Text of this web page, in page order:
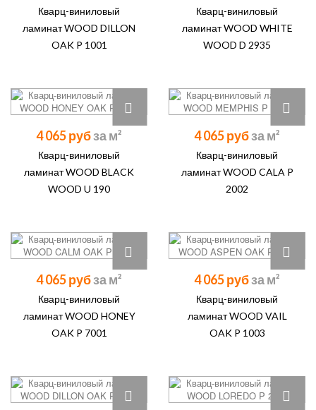
Кварц-виниловый
ламинат WOOD DILLON
OAK P 1001
Кварц-виниловый
ламинат WOOD WHITE
WOOD D 2935
4 065 руб
Кварц-виниловый
ламинат WOOD BLACK
WOOD U 190
4 065 руб
Кварц-виниловый
ламинат WOOD CALA P
2002
4 065 руб
Кварц-виниловый
ламинат WOOD HONEY
OAK P 7001
4 065 руб
Кварц-виниловый
ламинат WOOD VAIL
OAK P 1003